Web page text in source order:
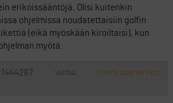
erikoissääntöjä. Olisi kuitenkin
ohjelmissa noudatettaisiin golfin
(eikä myöskään kiroiltaisi), kun
myötä.
VASTAA ILMOITA ASIATON VIESTI